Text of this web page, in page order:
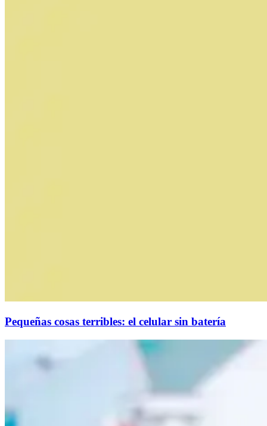
Pequeñas cosas terribles: el celular sin batería